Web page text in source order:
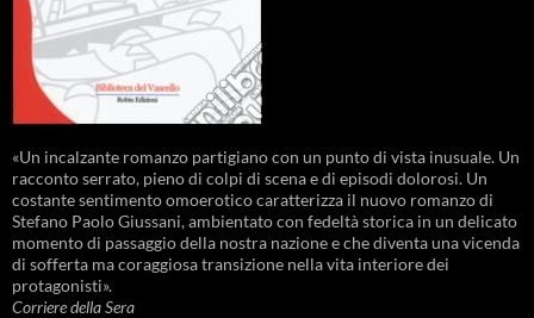
«Un incalzante romanzo partigiano con un punto di vista inusuale. Un
racconto serrato, pieno di colpi di scena e di episodi dolorosi. Un
costante sentimento omoerotico caratterizza il nuovo romanzo di
Stefano Paolo Giussani, ambientato con fedeltà storica in un delicato
momento di passaggio della nostra nazione e che diventa una vicenda
di sofferta ma coraggiosa transizione nella vita interiore dei
protagonisti».
Corriere della Sera